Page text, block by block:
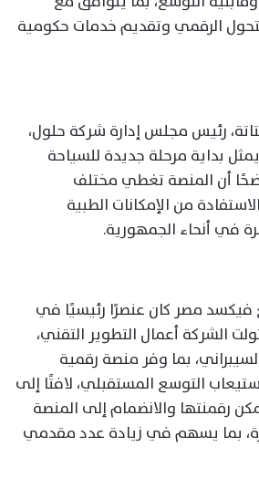
الرقمي وتقديم خدمات حكومية
رئيس مجلس إدارة شركة حلول،
إن إطلاق Tour4Cure يمثل بداية مرحلة جديدة للسياحة
أن المنصة تغطي مختلف
من الإمكانات الطبية
في أنحاء الجمهورية.
فيكسد مصر كان عنصرًا رئيسيًا في
الشركة أعمال التطوير التقني،
بما وفر منصة رقمية
التوسع المستقبلي، لافتًا إلى
رقمنتها والانضمام إلى المنصة
بما يسهم في زيادة عدد مقدمي